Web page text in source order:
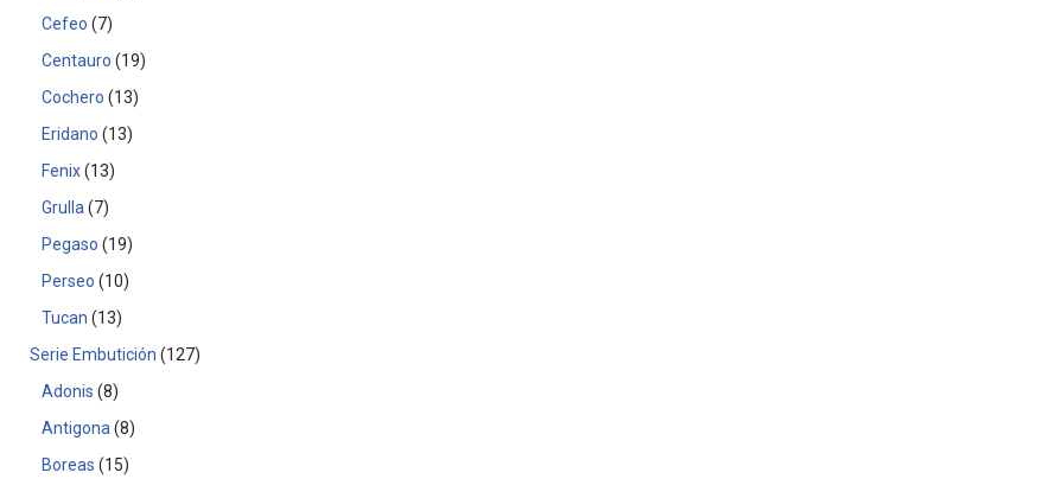
Cefeo
7
Centauro
19
Cochero
13
Eridano
13
Fenix 13
Grulla
7
Pegaso
19
Perseo
10
Tucan
13
Serie Embutición
127
Adonis 8
Antigona 8
Boreas
15